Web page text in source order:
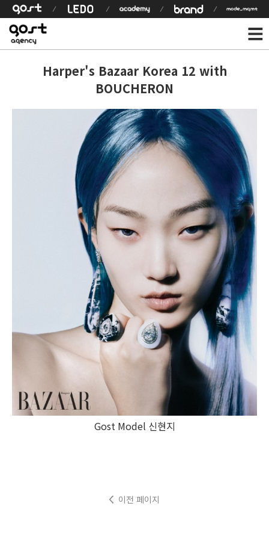
Harper's Bazaar Korea 12 with
BOUCHERON
Gost Model 신현지
이전 페이지